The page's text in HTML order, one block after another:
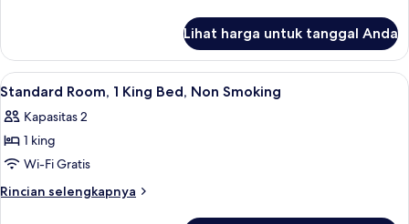
Accessible,
Non
Smoking
Room,
Queen
Accessible,
Non
Lihat harga untuk tanggal Anda
Lihat
semua
foto
untuk
Standard
Room,
Kamar mandi | Kombinasi shower/
2
Standard Room, 1 King Bed, Non Smoking
Kapasitas 2
1 king
Wi-Fi Gratis
Rincian selengkapnya
Rincian